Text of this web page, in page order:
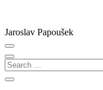
content
Jaroslav Papoušek
Search
…